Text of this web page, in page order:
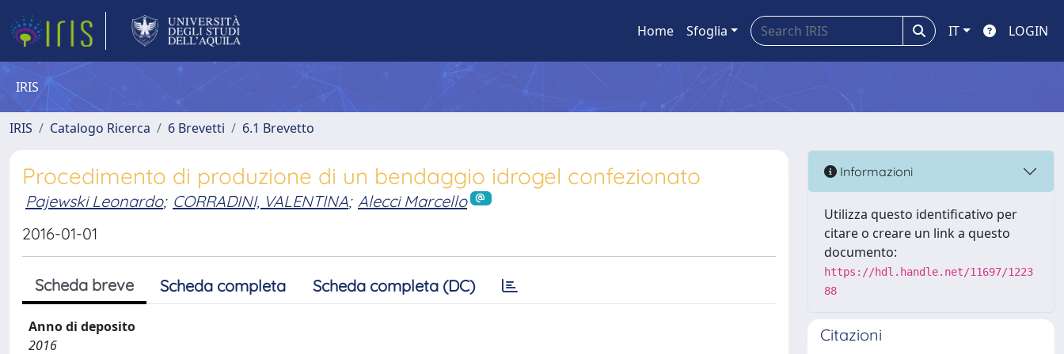
Home Sfoglia IT LOGIN
IRIS
IRIS Catalogo Ricerca 6 Brevetti 6.1 Brevetto
Procedimento di produzione di un bendaggio idrogel confezionato
Pajewski Leonardo; CORRADINI, VALENTINA; Alecci Marcello
2016-01-01
Scheda breve Scheda completa Scheda completa (DC)
Anno di deposito
2016
Informazioni
Utilizza questo identificativo per
citare o creare un link a questo
documento:
https://hdl.handle.net/11697/1223
88
Citazioni